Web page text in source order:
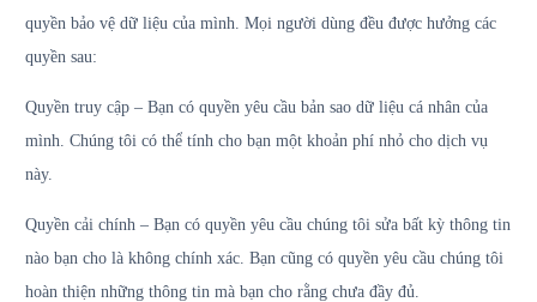
quyền bảo vệ dữ liệu của mình. Mọi người dùng đều được hưởng các
quyền sau:
Quyền truy cập – Bạn có quyền yêu cầu bản sao dữ liệu cá nhân của
mình. Chúng tôi có thể tính cho bạn một khoản phí nhỏ cho dịch vụ
này.
Quyền cải chính – Bạn có quyền yêu cầu chúng tôi sửa bất kỳ thông tin
nào bạn cho là không chính xác. Bạn cũng có quyền yêu cầu chúng tôi
hoàn thiện những thông tin mà bạn cho rằng chưa đầy đủ.